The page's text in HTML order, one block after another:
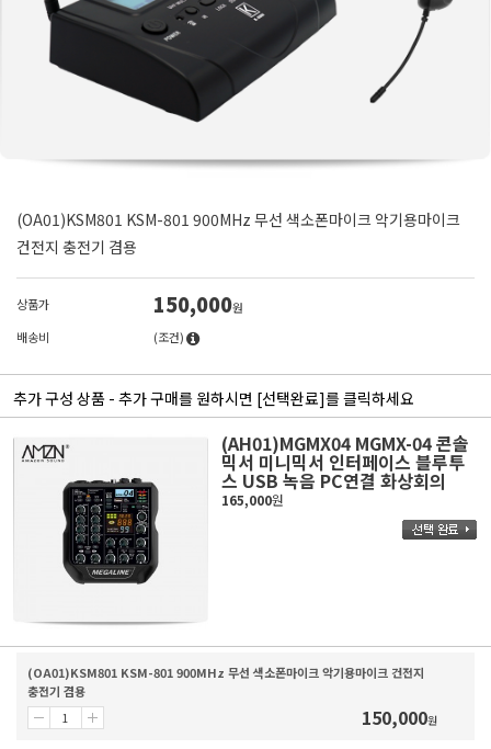
(OA01)KSM801 KSM-801 900MHz 무선 색소폰마이크 악기용마이크
건전지 충전기 겸용
상품가 150,000원
배송비
(조건)
추가 구성 상품 - 추가 구매를 원하시면 [선택완료]를 클릭하세요
(AH01)MGMX04 MGMX-04 콘솔
믹서 미니믹서 인터페이스 블루투
스 USB 녹음 PC연결 화상회의
165,000원
(OA01)KSM801 KSM-801 900MHz 무선 색소폰마이크 악기용마이크 건전지
충전기 겸용
150,000원